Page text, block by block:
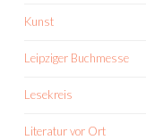
Kunst
Leipziger Buchmesse
Lesekreis
Literatur vor Ort